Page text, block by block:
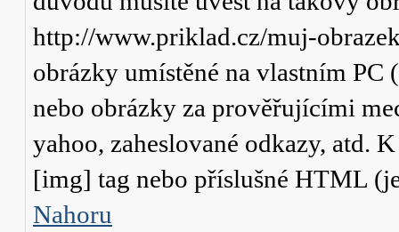
http://www.priklad.cz/muj-
obrázky umístěné na vlastním PC
nebo obrázky za prověřujícími
yahoo, zaheslované odkazy, atd.
[img] tag nebo příslušné HTML
Nahoru